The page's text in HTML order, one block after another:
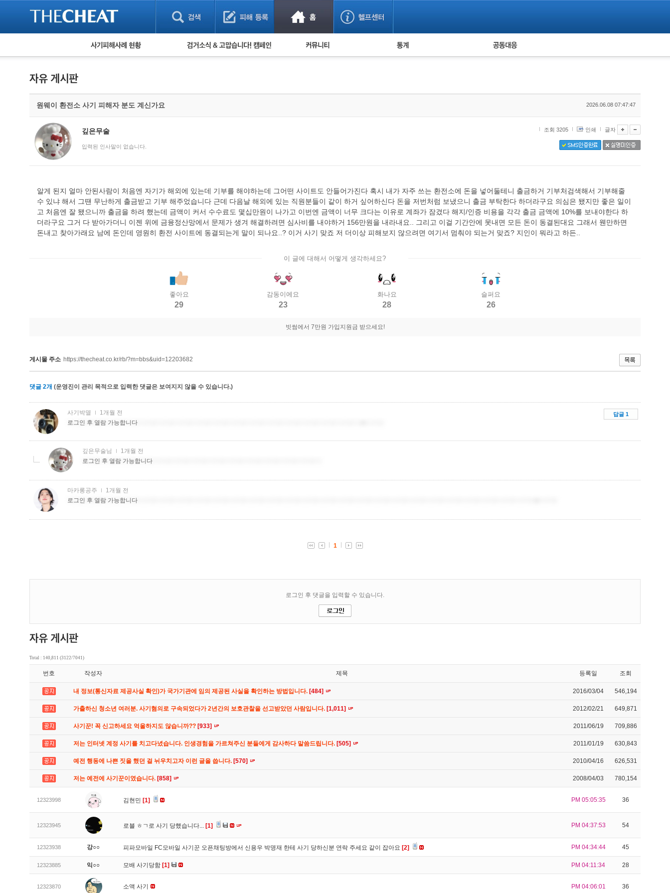
피해사례 현황
보이스피싱 피해사례
유해사이트 목록
비공개 피해사례
검거 소식 사기 예방했어요! 누적 피해사례 통계 피해자 공동대응
원웨이 환전소 사기 피해자 분도 계신가요 2026.06.08 07:47:47
깊은무술
입력된 인사말이 없습니다.
조회 3205 인쇄 글자
알게 된지 얼마 안된사람이 처음엔 자기가 해외에 있는데 기부를 해야하는데 그어떤 사이트도 안들어가진다 혹시 내가 자주 쓰는 환전소에 돈을 넣어둘테니 출금하거 기부처검색해서 기부해줄
수 있냐 해서 그땐 무난하게 출금받고 기부 해주었습니다 근데 다음날 해외에 있는 직원분들이 같이 하거 싶어하신다 돈을 저번처럼 보냈으니 출금 부탁한다 하더라구요 의심은 됐지만 좋은 일이
고 처음엔 잘 됐으니까 출금을 하려 했는데 금액이 커서 수수료도 몇십만원이 나가고 이번엔 금액이 너무 크다는 이유로 계좌가 잠겼다 해지/인증 비용을 각각 출금 금액에 10%를 보내야한다 하
더라구요 그거 다 받아가더니 이젠 위에 금융정산망에서 문제가 생겨 해결하려면 심사비를 내야하거 156만원을 내라내요.. 그리고 이걸 기간안에 못내면 모든 돈이 동결된대요 그래서 웬만하면
돈내고 찾아가래요 남에 돈인데 영원히 환전 사이트에 동결되는게 말이 되나요..? 이거 사기 맞죠 저 더이상 피해보지 않으려면 여기서 멈춰야 되는거 맞죠? 지인이 뭐라고 하든..
이 글에 대해서 어떻게 생각하세요?
좋아요
29
감동이에요
23
화나요
28
슬퍼요
26
빗썸에서 7만원 가입지원금 받으세요!
게시물 주소 https://thecheat.co.kr/rb/?m=bbs&uid=12203682
댓글 2개 (운영진이 관리 목적으로 입력한 댓글은 보여지지 않을 수 있습니다.)
Total : 140,811 (3122/7041)
번호 작성자 제목 등록일 조회
내 정보(통신자료 제공사실 확인)가 국가기관에 임의 제공된 사실을 확인하는 방법입니다. [484] 2016/03/04 546,194
가출하신 청소년 여러분. 사기혐의로 구속되었다가 2년간의 보호관찰을 선고받았던 사람입니다. [1,011] 2012/02/21 649,871
사기꾼! 꼭 신고하세요 억울하지도 않습니까?? [933] 2011/06/19 709,886
저는 인터넷 계정 사기를 치고다녔습니다. 인생경험을 가르쳐주신 분들에게 감사하다 말씀드립니다. [505] 2011/01/19 630,843
예전 행동에 나쁜 짓을 했던 걸 뉘우치고자 이런 글을 씁니다. [570] 2010/04/16 626,531
저는 예전에 사기꾼이였습니다. [858] 2008/04/03 780,154
12323998 김현민 [1] PM 05:05:35 36
12323945 로블 ㅎㄱ로 사기 당했습니다... [1] PM 04:37:53 54
12323938 강○○ 피파모바일 FC모바일 사기꾼 오픈채팅방에서 신용우 박명재 한테 사기 당하신분 연락 주세요 같이 잡아요 [2] PM 04:34:44 45
12323885 익○○ 모배 사기당함 [1] PM 04:11:34 28
12323870 소액 사기 PM 04:06:01 36